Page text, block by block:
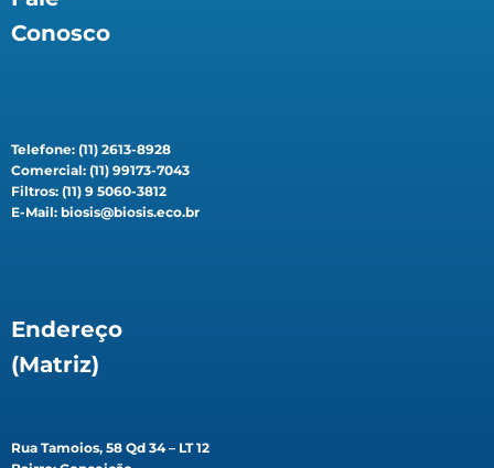
Conosco
Telefone: (11) 2613-8928
Comercial: (11) 99173-7043
Filtros: (11) 9 5060-3812
E-Mail: biosis@biosis.eco.br
Endereço
(Matriz)
Rua Tamoios, 58 Qd 34 – LT 12